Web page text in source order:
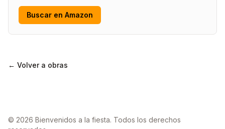
Buscar en Amazon
← Volver a obras
© 2026 Bienvenidos a la fiesta. Todos los derechos